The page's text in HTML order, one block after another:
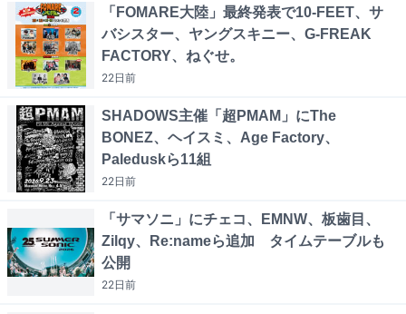
「FOMARE大陸」最終発表で10-FEET、サ
バシスター、ヤングスキニー、G-FREAK
FACTORY、ねぐせ。
22日前
SHADOWS主催「超PMAM」にThe
BONEZ、ヘイスミ、Age Factory、
Paleduskら11組
22日前
「サマソニ」にチェコ、EMNW、板歯目、
Zilqy、Re:nameら追加 タイムテーブルも
公開
22日前